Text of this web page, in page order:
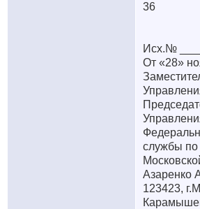
36
Исх.№
От «28»
службы по
Азаренко
123423,